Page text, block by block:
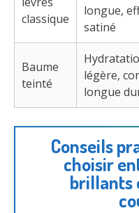
classique
longue,
satiné
Baume
teinté
légère,
longue
Conseils
choisir
brillants